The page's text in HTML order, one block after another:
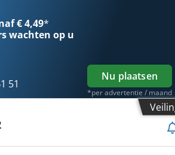
€ 4,49*
wachten op u
51
Nu plaatsen
*per advertentie / maand